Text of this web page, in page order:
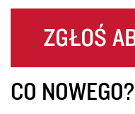
CO NOWEGO?